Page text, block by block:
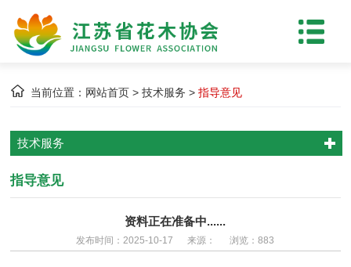
当前位置： 网站首页 >技术服务 >指导意见
技术服务
指导意见
资料正在准备中......
发布时间：2025-10-17 来源： 浏览：883